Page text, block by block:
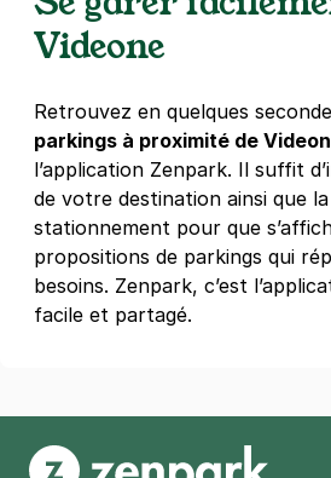
Strasbourg -
4,1
20 €
/jour ,86 €/semaine(tarifs
Réserver
+ Abonnements disponibles
Strasbourg -
Réserver
Videone
Retrouvez en quelques
parkings à proximité de
l’application Zenpark. Il suffit
de votre destination ainsi que
stationnement pour que
propositions de parkings qui
besoins. Zenpark, c’est
facile et partagé.